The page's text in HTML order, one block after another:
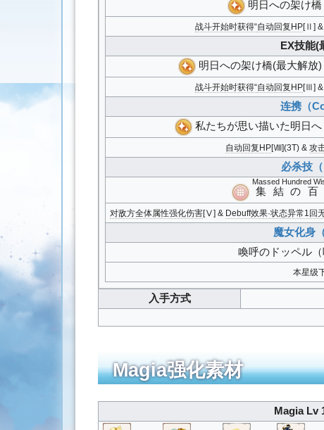
明日への架け橋
战斗开始时获得“自动回复HP[Ⅱ] &
EX技能(
明日への架け橋(最大解放)
战斗开始时获得“自动回复HP[Ⅲ] &
连携（
私たちが思い描いた明日へ
自动回复HP[Ⅷ](3T) &攻
必杀技（
集結の百
Massed Hundred
对敌方全体属性强化伤害[Ⅴ] & Debuff效果·状态异常1回
魔女化身
喚呼のドッペル（
本星级
入手方式
Magia强化素材
Magia Lv